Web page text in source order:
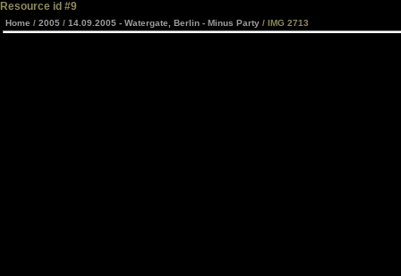
Resource id #9
Home / 2005 / 14.09.2005 - Watergate, Berlin - Minus Party / IMG 2713